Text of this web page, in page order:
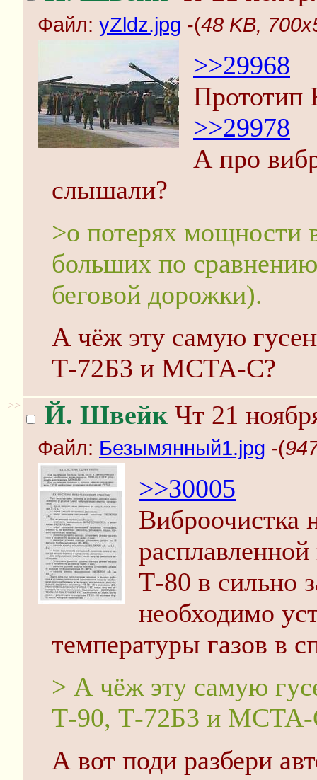
Файл: yZldz.jpg -(48 KB,
>>29968
Прототип
>>29978
А про
слышали?
>о потерях мощности
больших по
беговой дорожки).
А чёж эту самую
Т-72Б3 и МСТА-С?
>> Й. Швейк Чт 21
Файл: Безымянный1.jpg -(
>>30005
Виброочистка
Т-80 в сильно
необходимо
температуры газов в
> А чёж эту самую
Т-90, Т-72Б3 и
А вот поди разбери